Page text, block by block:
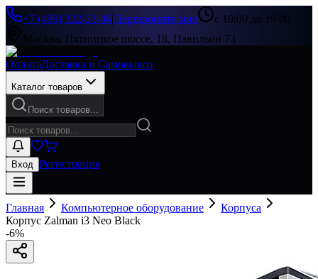
+7 (499) 322-33-86|Перезвоните мне
с 10:00 до 19:00
Москва, Пятницкое шоссе, 18, Павильон 73
ОплатаДоставка и Самовывоз
Каталог товаров
Поиск товаров...
Вход Регистрация
Главная Компьютерное оборудование
Корпуса
Корпус Zalman i3 Neo Black
-6%